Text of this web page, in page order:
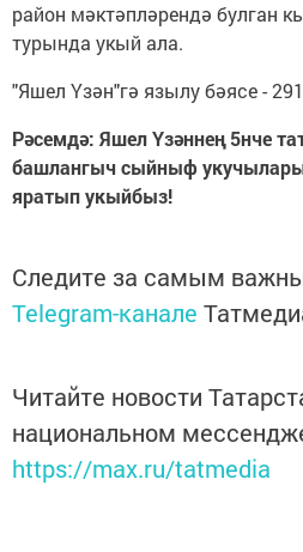
район мәктәпләрендә булган
турында укый ала.
"Яшел Үзән"гә язылу бәясе -
Рәсемдә: Яшел Үзәннең 5нче
башлангыч сыйныф
яратып укыйбыз!
Следите за самым
Telegram-канале
Читайте новости
национальном
https://max.ru/tatmedia